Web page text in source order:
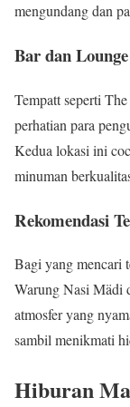
mengundang dan
Bar dan
Tempatt seperti
perhatian para
Kedua lokasi ini
minuman
Rekomendasi
Bagi yang mencari
Warung Nasi Mädi
atmosfer yang
sambil menikmati
Hiburan